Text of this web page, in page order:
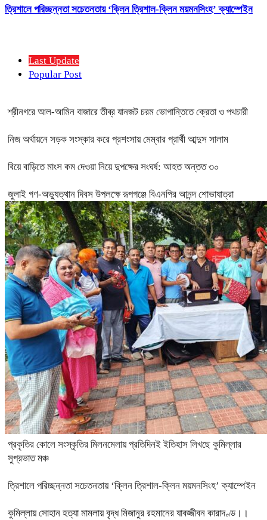
ত্রিশালে পরিচ্ছন্নতা সচেতনতায় ‘ক্লিন ত্রিশাল-ক্লিন ময়মনসিংহ’ ক্যাম্পেইন
Last Update
Popular Post
শ্রীনগরে আল-আমিন বাজারে তীব্র যানজট চরম ভোগান্তিতে ক্রেতা ও পথচারী
নিজ অর্থায়নে সড়ক সংস্কার করে প্রশংসায় মেম্বার প্রার্থী আব্দুস সালাম
বিয়ে বাড়িতে মাংস কম দেওয়া নিয়ে দুপক্ষের সংঘর্ষ: আহত অন্তত ৩০ ​
জুলাই গণ-অভ্যুত্থান দিবস উপলক্ষে রূপগঞ্জে বিএনপির আনন্দ শোভাযাত্রা
প্রকৃতির কোলে সংস্কৃতির মিলনমেলায় প্রতিদিনই ইতিহাস লিখছে কুমিল্লার
সুপ্রভাত মঞ্চ
ত্রিশালে পরিচ্ছন্নতা সচেতনতায় ‘ক্লিন ত্রিশাল-ক্লিন ময়মনসিংহ’ ক্যাম্পেইন
কুমিল্লায় সোহান হত্যা মামলায় বৃদ্ধ মিজানুর রহমানের যাবজ্জীবন কারাদণ্ড।।